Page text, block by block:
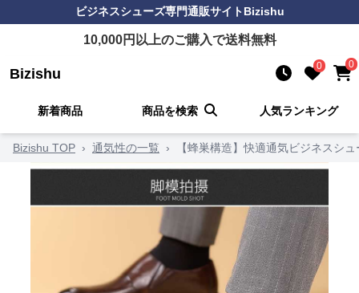
ビジネスシューズ専門通販サイトBizishu
10,000円以上のご購入で送料無料
Bizishu 0 0
新着商品 商品を検索 人気ランキング
Bizishu TOP › 通気性の一覧 › 【蜂巣構造】快適通気ビジネスシ